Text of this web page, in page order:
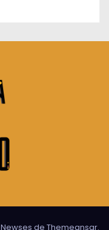
Newses de Themeansar.